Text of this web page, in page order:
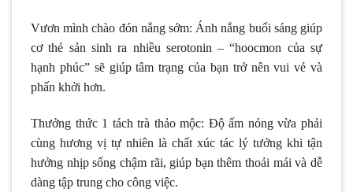
Vươn mình chào đón nắng sớm: Ánh nắng buổi sáng giúp
cơ thẻ sản sinh ra nhiều serotonin – “hoocmon của sự
hạnh phúc” sẽ giúp tâm trạng của bạn trở nên vui vẻ và
phấn khởi hơn.
Thưởng thức 1 tách trà thảo mộc: Độ ấm nóng vừa phải
cùng hương vị tự nhiên là chất xúc tác lý tưởng khi tận
hưởng nhịp sống chậm rãi, giúp bạn thêm thoải mái và dễ
dàng tập trung cho công việc.